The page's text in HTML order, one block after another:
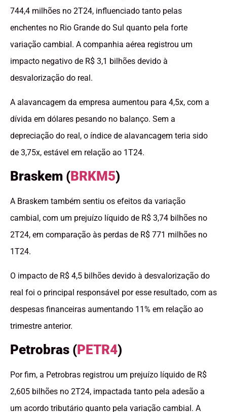
744,4 milhões no 2T24, influenciado tanto pelas
enchentes no Rio Grande do Sul quanto pela forte
variação cambial. A companhia aérea registrou um
impacto negativo de R$ 3,1 bilhões devido à
desvalorização do real.
A alavancagem da empresa aumentou para 4,5x, com a
dívida em dólares pesando no balanço. Sem a
depreciação do real, o índice de alavancagem teria sido
de 3,75x, estável em relação ao 1T24.
Braskem (BRKM5)
A Braskem também sentiu os efeitos da variação
cambial, com um prejuízo líquido de R$ 3,74 bilhões no
2T24, em comparação às perdas de R$ 771 milhões no
1T24.
O impacto de R$ 4,5 bilhões devido à desvalorização do
real foi o principal responsável por esse resultado, com as
despesas financeiras aumentando 11% em relação ao
trimestre anterior.
Petrobras (PETR4)
Por fim, a Petrobras registrou um prejuízo líquido de R$
2,605 bilhões no 2T24, impactada tanto pela adesão a
um acordo tributário quanto pela variação cambial. A